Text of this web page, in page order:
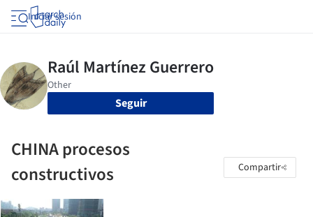
Iniciar sesión
Seguir
CHINA procesos
constructivos
Compartir